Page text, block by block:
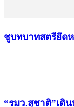
ชูบทบาทสตรียึดห
“รมว.สุชาติ”เดิ